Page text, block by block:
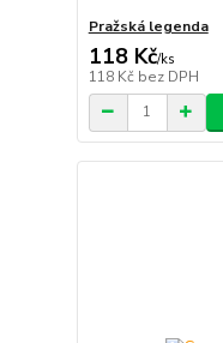
Pražská legenda
118 Kč/ks
118 Kč bez DPH